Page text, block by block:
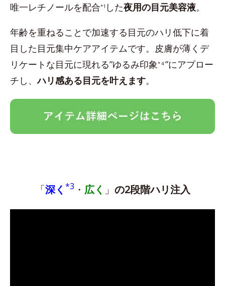
唯一レチノールを配合*1 した夜用の目元美容液。
年齢を重ねることで加速する目元のハリ低下に着
目した目元集中ケアアイテムです。皮膚が薄くデ
リケートな目元に現れる”ゆるみ印象*４”にアプロー
チし、ハリ感ある目元を叶えます。
「深く *3 ・ 広く 」 の2段階ハリ注入